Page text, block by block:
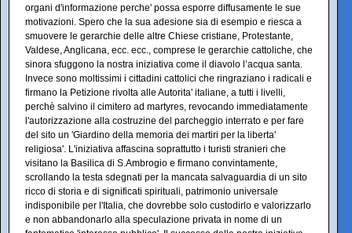
organi d'informazione perche' possa esporre diffusamente le sue
motivazioni. Spero che la sua adesione sia di esempio e riesca a
smuovere le gerarchie delle altre Chiese cristiane, Protestante,
Valdese, Anglicana, ecc. ecc., comprese le gerarchie cattoliche, che
sinora sfuggono la nostra iniziativa come il diavolo l’acqua santa.
Invece sono moltissimi i cittadini cattolici che ringraziano i radicali e
firmano la Petizione rivolta alle Autorita' italiane, a tutti i livelli,
perchè salvino il cimitero ad martyres, revocando immediatamente
l'autorizzazione alla costruzine del parcheggio interrato e per fare
del sito un 'Giardino della memoria dei martiri per la liberta'
religiosa'. L'iniziativa affascina soprattutto i turisti stranieri che
visitano la Basilica di S.Ambrogio e firmano convintamente,
scrollando la testa sdegnati per la mancata salvaguardia di un sito
ricco di storia e di significati spirituali, patrimonio universale
indisponibile per l'Italia, che dovrebbe solo custodirlo e valorizzarlo
e non abbandonarlo alla speculazione privata in nome di un